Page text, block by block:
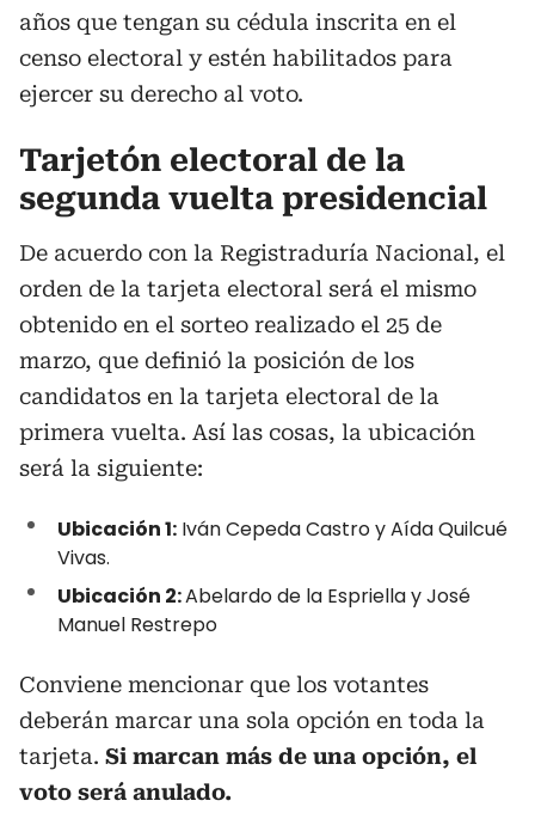
años que tengan su cédula inscrita en el
censo electoral y estén habilitados para
ejercer su derecho al voto.
Tarjetón electoral de la
segunda vuelta presidencial
De acuerdo con la Registraduría Nacional, el
orden de la tarjeta electoral será el mismo
obtenido en el sorteo realizado el 25 de
marzo, que definió la posición de los
candidatos en la tarjeta electoral de la
primera vuelta. Así las cosas, la ubicación
será la siguiente:
Ubicación 1: Iván Cepeda Castro y Aída Quilcué
Vivas.
Ubicación 2:Abelardo de la Espriella y José
Manuel Restrepo
Conviene mencionar que los votantes
deberán marcar una sola opción en toda la
tarjeta. Si marcan más de una opción, el
voto será anulado.